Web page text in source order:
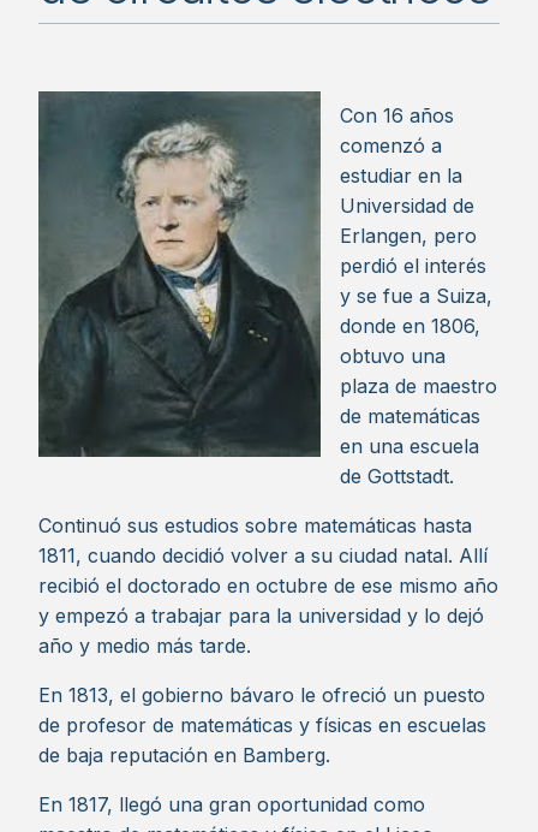
Con 16 años
comenzó a
estudiar en la
Universidad de
Erlangen, pero
perdió el interés
y se fue a Suiza,
donde en 1806,
obtuvo una
plaza de maestro
de matemáticas
en una escuela
de Gottstadt.
Continuó sus estudios sobre matemáticas hasta
1811, cuando decidió volver a su ciudad natal. Allí
recibió el doctorado en octubre de ese mismo año
y empezó a trabajar para la universidad y lo dejó
año y medio más tarde.
En 1813, el gobierno bávaro le ofreció un puesto
de profesor de matemáticas y físicas en escuelas
de baja reputación en Bamberg.
En 1817, llegó una gran oportunidad como